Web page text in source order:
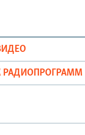
РАДИОПРОГРАММ